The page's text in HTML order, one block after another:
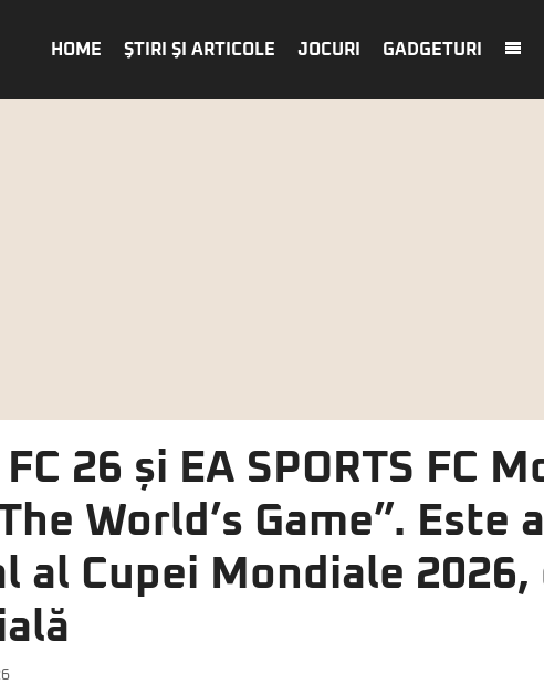
HOME ŞTIRI ŞI ARTICOLE JOCURI GADGETURI
FC 26 și EA SPORTS FC
World’s Game”. Este
al Cupei Mondiale 2026,